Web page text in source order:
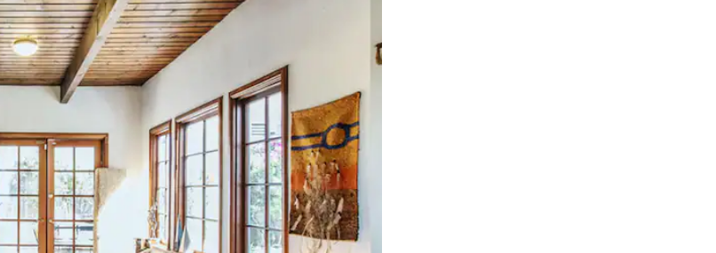
vya juu na chini au uchunguze kwa kugusa au kutelezesha kidole kwenye ishara.